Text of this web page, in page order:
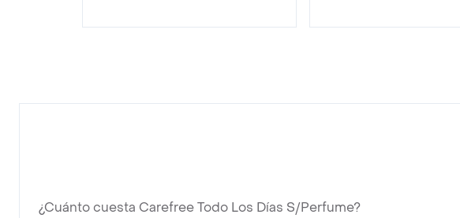
¿Cuánto cuesta Carefree Todo Los Días S/Perfume?